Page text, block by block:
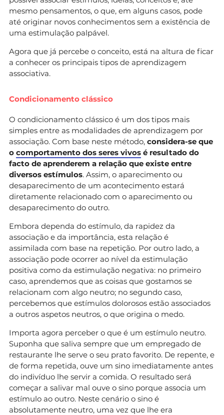
mesmo pensamentos, o que, em alguns casos, pode
até originar novos conhecimentos sem a existência de
uma estimulação palpável.
Agora que já percebe o conceito, está na altura de ficar
a conhecer os principais tipos de aprendizagem
associativa.
Condicionamento clássico
O condicionamento clássico é um dos tipos mais
simples entre as modalidades de aprendizagem por
associação. Com base neste método, considera-se que
o comportamento dos seres vivos é resultado do
facto de aprenderem a relação que existe entre
diversos estímulos. Assim, o aparecimento ou
desaparecimento de um acontecimento estará
diretamente relacionado com o aparecimento ou
desaparecimento do outro.
Embora dependa do estímulo, da rapidez da
associação e da importância, esta relação é
assimilada com base na repetição. Por outro lado, a
associação pode ocorrer ao nível da estimulação
positiva como da estimulação negativa: no primeiro
caso, aprendemos que as coisas que gostamos se
relacionam com algo neutro; no segundo caso,
percebemos que estímulos dolorosos estão associados
a outros aspetos neutros, o que origina o medo.
Importa agora perceber o que é um estímulo neutro.
Suponha que saliva sempre que um empregado de
restaurante lhe serve o seu prato favorito. De repente, e
de forma repetida, ouve um sino imediatamente antes
do indivíduo lhe servir a comida. O resultado será
começar a salivar mal ouve o sino porque associa um
estímulo ao outro. Neste cenário o sino é
absolutamente neutro, uma vez que lhe era